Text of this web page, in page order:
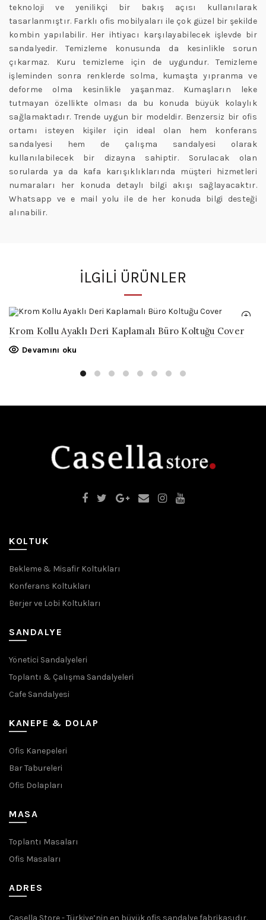
teknoloji ve yenilikçi bir bakış açısı kullanılarak
tasarlanmıştır. Farklı ofis mobilyaları ile çok güzel bir şekilde
kombin yapılabilir. Her ihtiyacı karşılayabilecek işlevde bir
sandalyedir. Temizleme konusunda da kesinlikle sorun
çıkarmaz. Kuru temizleme için de uygundur. Temizleme
işleminden sonra renklerde solma, kumaşta yıpranma ve
deforme olma kesinlikle yaşanmaz. Kumaşların leke
tutmayan özellikte olması da bu konuda büyük kolaylık
sağlamaktadır. Trende uygun bir modeldir. Benzersiz bir ofis
ortamı isteyen kişiler için ideal olan hem konferans
sandalyesi hem de çalışma sandalyesi olarak
kullanılabilecek bir dizayna sahiptir. Sorulacak olan
sorularda ya da kafa karışıklıklarında müşteri hizmetleri
numaraları her konuda detaylı bilgi akışı sağlayacaktır.
Whatsapp ve e mail yolu ile de her konuda bilgi desteği
alınabilir.
İLGILI ÜRÜNLER
Krom Kollu Ayaklı Deri Kaplamalı Büro Koltuğu Cover
Devamını oku
KOLTUK
Bekleme & Misafir Koltukları
Konferans Koltukları
Berjer ve Lobi Koltukları
SANDALYE
Yönetici Sandalyeleri
Toplantı & Çalışma Sandalyeleri
Cafe Sandalyesi
KANEPE & DOLAP
Ofis Kanepeleri
Bar Tabureleri
Ofis Dolapları
MASA
Toplantı Masaları
Ofis Masaları
ADRES